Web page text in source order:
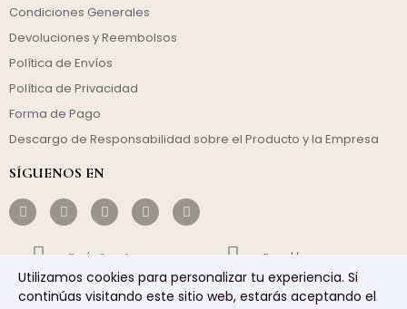
Condiciones Generales
Devoluciones y Reembolsos
Política de Envíos
Política de Privacidad
Forma de Pago
Descargo de Responsabilidad sobre el Producto y la Empresa
SÍGUENOS EN
Envío Gratuito Rentable
Envío Rápido Servicio Responsable
Utilizamos cookies para personalizar tu experiencia. Si
continúas visitando este sitio web, estarás aceptando el